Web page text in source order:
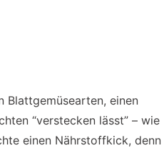
Blattgemüsearten, einen
“verstecken lässt” – wie
einen Nährstoffkick, denn